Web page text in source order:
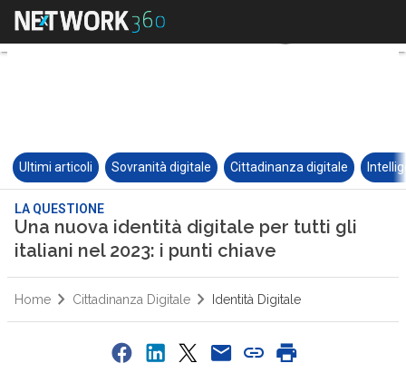
Ultimi articoli Sovranità digitale Cittadinanza digitale
LA QUESTIONE
Una nuova identità digitale per tutti gli
italiani nel 2023: i punti chiave
Home Cittadinanza Digitale Identità Digitale